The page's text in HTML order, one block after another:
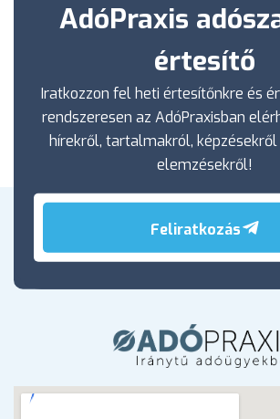
AdóPraxis
értesítő
Iratkozzon fel heti értesítőnkre és
rendszeresen az AdóPraxisban
hírekről, tartalmakról,
elemzésekről!
Feliratkozás